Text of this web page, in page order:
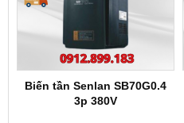
Biến tần Senlan SB70G0.4
3p 380V